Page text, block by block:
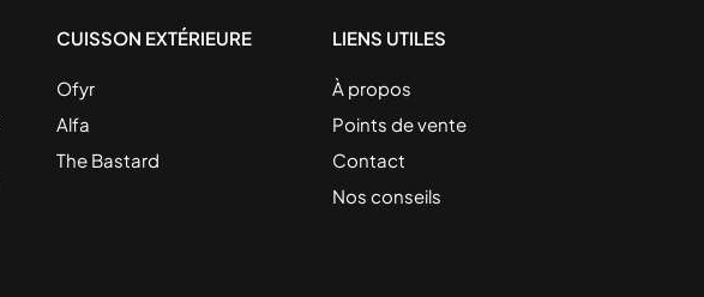
CUISSON EXTÉRIEURE
Ofyr
Alfa
The Bastard
LIENS UTILES
À propos
Points de vente
Contact
Nos conseils